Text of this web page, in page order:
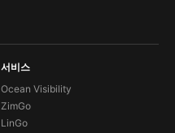
서비스
Ocean Visibility
ZimGo
LinGo